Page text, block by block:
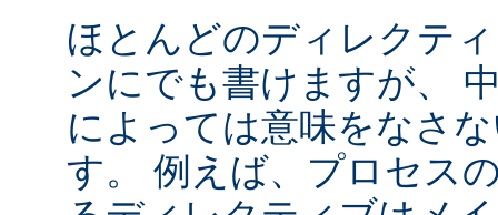
ほとんどのディレクテ
ンにでも書けますが、
によっては意味をなさ
す。 例えば、プロセス